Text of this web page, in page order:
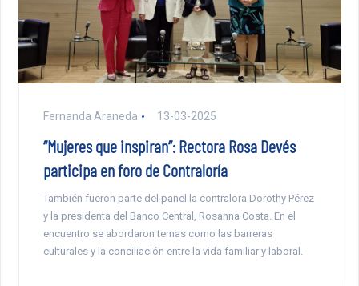
Fernanda Araneda 13-03-2025
“Mujeres que inspiran”: Rectora Rosa Devés
participa en foro de Contraloría
También fueron parte del panel la contralora Dorothy Pérez
y la presidenta del Banco Central, Rosanna Costa. En el
encuentro se abordaron temas como las barreras
culturales y la conciliación entre la vida familiar y laboral.